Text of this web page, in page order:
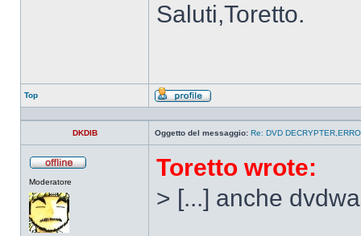
Saluti,Toretto.
Top
Profilo
DKDIB Oggetto del messaggio: Re: DVD
Moderatore
Toretto wrote:
> [...] anche